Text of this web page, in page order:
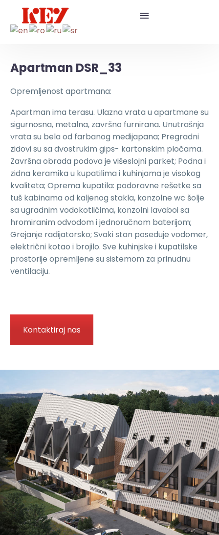
Apartman DSR_33
Opremljenost apartmana:
Apartman ima terasu. Ulazna vrata u apartmane su
sigurnosna, metalna, završno furnirana. Unutrašnja
vrata su bela od farbanog medijapana; Pregradni
zidovi su sa dvostrukim gips- kartonskim pločama.
Završna obrada podova je višeslojni parket; Podna i
zidna keramika u kupatilima i kuhinjama je visokog
kvaliteta; Oprema kupatila: podoravne rešetke sa
tuš kabinama od kaljenog stakla, konzolne wc šolje
sa ugradnim vodokotlićima, konzolni lavaboi sa
hromiranim odvodom i jednoručnom baterijom;
Grejanje radijatorsko; Svaki stan poseduje vodomer,
električni kotao i brojilo. Sve kuhinjske i kupatilske
prostorije opremljene su sistemom za prinudnu
ventilaciju.
Kontaktiraj nas